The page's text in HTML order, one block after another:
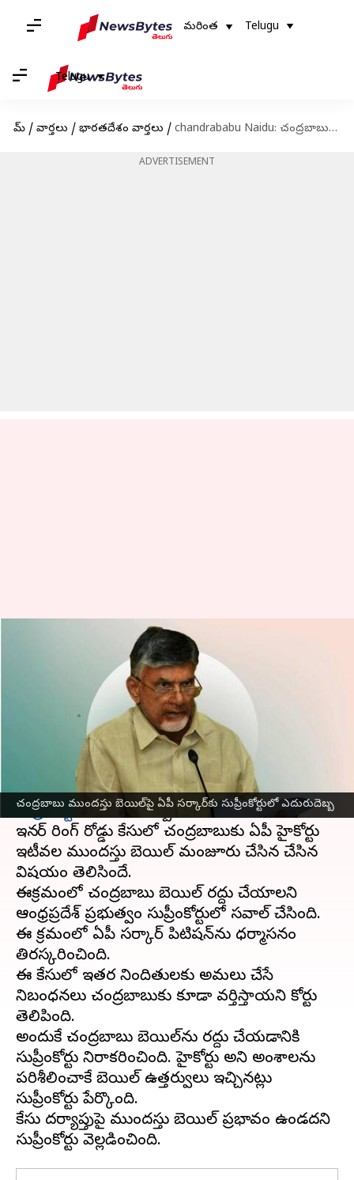
మరింత Telugu
Telugu
హోమ్ / వార్తలు / భారతదేశం వార్తలు / chandrababu Naidu: చంద్రబాబు ముందస్తు బెయిల్‌పై ఏపీ సర్కార్‌కు సుప్రీంకోర్టులో ఎదురుదెబ్బ
ADVERTISEMENT
చంద్రబాబు ముందస్తు బెయిల్‌పై ఏపీ సర్కార్‌కు సుప్రీంకోర్టులో ఎదురుదెబ్బ
chandrababu Naidu: చంద్రబాబు
ముందస్తు బెయిల్‌పై ఏపీ సర్కార్‌కు
సుప్రీంకోర్టులో ఎదురుదెబ్బ
Jan 29, 2024 03:27 pm
ఈ వార్తాకథనం ఏంటి
ఇన్నర్ రింగ్ రోడ్డు కేసులోఆంధ్రప్రదేశ్ప్రభుత్వానికి
సుప్రీంకోర్టులో ఎదురుదెబ్బ తగిలింది.
ఇన్నర్ రింగ్ రోడ్డు కేసులో చంద్రబాబుకు ఏపీ హైకోర్టు
ఇటీవల ముందస్తు బెయిల్ మంజూరు చేసిన చేసిన
విషయం తెలిసిందే.
ఈక్రమంలో చంద్రబాబు బెయిల్ రద్దు చేయాలని
ఆంధ్రప్రదేశ్ ప్రభుత్వం సుప్రీంకోర్టులో సవాల్ చేసింది.
ఈ క్రమంలో ఏపీ సర్కార్ పిటిషన్‌ను ధర్మాసనం
తిరస్కరించింది.
ఈ కేసులో ఇతర నిందితులకు అమలు చేసే
నిబంధనలు చంద్రబాబుకు కూడా వర్తిస్తాయని కోర్టు
తెలిపింది.
అందుకే చంద్రబాబు బెయిల్‌ను రద్దు చేయడానికి
సుప్రీంకోర్టు నిరాకరించింది. హైకోర్టు అన్ని అంశాల‌ను
పరిశీలించాకే బెయిల్ ఉత్త‌ర్వులు ఇచ్చినట్లు
సుప్రీంకోర్టు పేర్కొంది.
కేసు ద‌ర్యాప్తుపై ముంద‌స్తు బెయిల్ ప్ర‌భావం ఉండదని